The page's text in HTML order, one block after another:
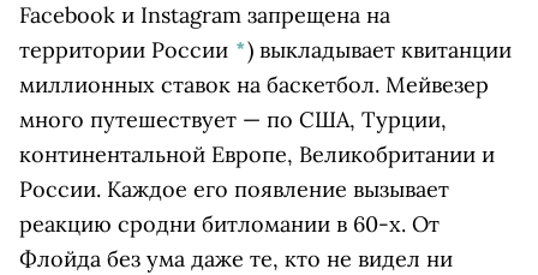
Facebook и Instagram запрещена на
территории России *) выкладывает квитанции
миллионных ставок на баскетбол. Мейвезер
много путешествует — по США, Турции,
континентальной Европе, Великобритании и
России. Каждое его появление вызывает
реакцию сродни битломании в 60-х. От
Флойда без ума даже те, кто не видел ни